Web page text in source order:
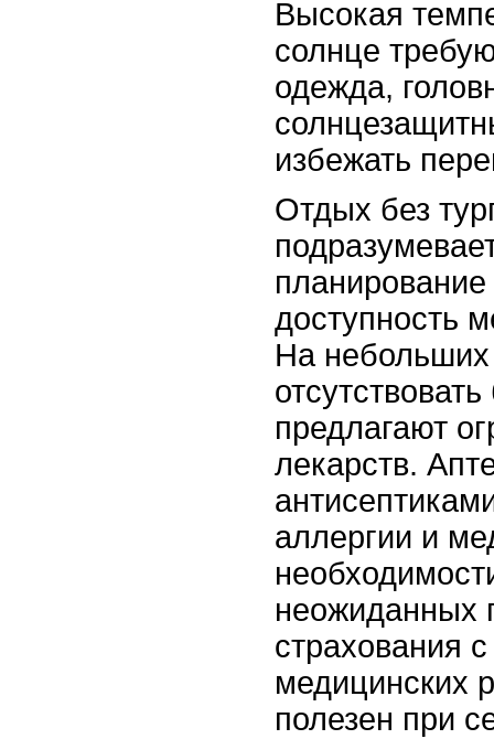
Высокая
солнце
одежда,
избежать
Отдых без
доступность
На небольших
предлагают
лекарств.
аллергии и
неожиданных
страхования
медицинских
полезен при